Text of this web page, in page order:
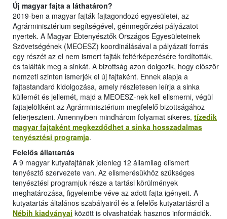
Új magyar fajta a láthatáron?
2019-ben a magyar fajták fajtagondozó egyesületei, az
Agrárminisztérium segítségével, génmegőrzési pályázatot
nyertek. A Magyar Ebtenyésztők Országos Egyesületeinek
Szövetségének (MEOESZ) koordinálásával a pályázati forrás
egy részét az el nem ismert fajták feltérképezésére fordították,
és találták meg a sinkát. A bizottság azon dolgozik, hogy először
nemzeti szinten ismerjék el új fajtaként. Ennek alapja a
fajtastandard kidolgozása, amely részletesen leírja a sinka
küllemét és jellemét, majd a MEOESZ-nek kell elismerni, végül
fajtajelöltként az Agrárminisztérium megfelelő bizottságához
felterjeszteni. Amennyiben mindhárom folyamat sikeres, tízedik
magyar fajtaként megkezdődhet a sinka hosszadalmas
tenyésztési programja.
Felelős állattartás
A 9 magyar kutyafajtának jelenleg 12 államilag elismert
tenyésztő szervezete van. Az elismerésükhöz szükséges
tenyésztési programjuk része a tartási körülmények
meghatározása, figyelembe véve az adott fajta igényeit. A
kutyatartás általános szabályairól és a felelős kutyatartásról a
Nébih kiadványai között is olvashatóak hasznos információk.